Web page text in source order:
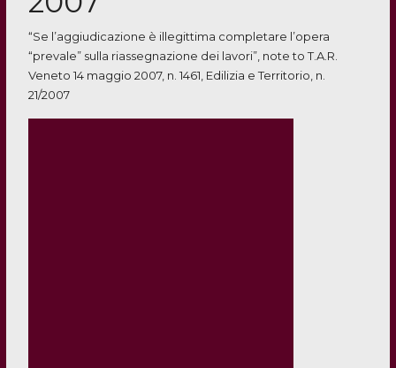
“Se l’aggiudicazione è illegittima completare l’opera
“prevale” sulla riassegnazione dei lavori”, note to T.A.R.
Veneto 14 maggio 2007, n. 1461, Edilizia e Territorio, n.
21/2007